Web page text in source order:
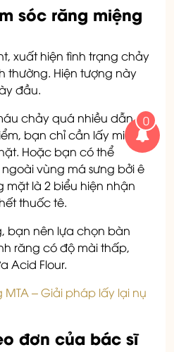
0
sóc răng miệng
xuất hiện tình trạng chảy
thường. Hiện tượng này
đầu.
chảy quá nhiều dẫn
bạn chỉ cần lấy miếng
Hoặc bạn có thể
vùng má sưng bởi ê
mặt là 2 biểu hiện nhận
thuốc tê.
bạn nên lựa chọn bàn
răng có độ mài thấp,
Acid Flour.
MTA – Giải pháp lấy lại nụ
đơn của bác sĩ